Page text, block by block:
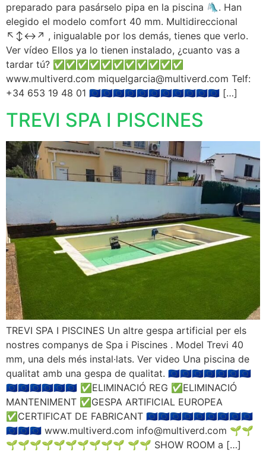
preparado para pasárselo pipa en la piscina 🛝. Han
elegido el modelo comfort 40 mm. Multidireccional
↖️↕️↔️↗️ , inigualable por los demás, tienes que verlo.
Ver vídeo Ellos ya lo tienen instalado, ¿cuanto vas a
tardar tú? ✅️✅️✅️✅️✅️✅️✅️✅️✅️✅️✅️
www.multiverd.com miquelgarcia@multiverd.com Telf:
+34 653 19 48 01 🇪🇺🇪🇺🇪🇺🇪🇺🇪🇺🇪🇺🇪🇺🇪🇺🇪🇺🇪🇺🇪🇺 […]
TREVI SPA I PISCINES
TREVI SPA I PISCINES Un altre gespa artificial per els
nostres companys de Spa i Piscines . Model Trevi 40
mm, una dels més instal·lats. Ver video Una piscina de
qualitat amb una gespa de qualitat. 🇪🇺🇪🇺🇪🇺🇪🇺🇪🇺🇪🇺🇪🇺
🇪🇺🇪🇺🇪🇺🇪🇺🇪🇺🇪🇺 ✅ELIMINACIÓ REG ✅ELIMINACIÓ
MANTENIMENT ✅GESPA ARTIFICIAL EUROPEA
✅CERTIFICAT DE FABRICANT 🇪🇺🇪🇺🇪🇺🇪🇺🇪🇺🇪🇺🇪🇺🇪🇺🇪🇺
🇪🇺🇪🇺🇪🇺 www.multiverd.com info@multiverd.com 🌱🌱
🌱🌱🌱🌱🌱🌱🌱🌱🌱🌱 🌱🌱 SHOW ROOM a […]